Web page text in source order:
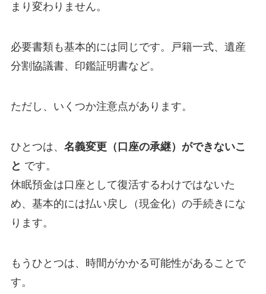
まり変わりません。
必要書類も基本的には同じです。戸籍一式、遺産
分割協議書、印鑑証明書など。
ただし、いくつか注意点があります。
ひとつは、 名義変更（口座の承継）ができないこ
と です。
休眠預金は口座として復活するわけではないた
め、基本的には払い戻し（現金化）の手続きにな
ります。
もうひとつは、時間がかかる可能性があることで
す。